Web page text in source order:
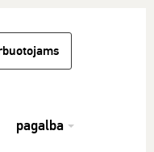
pagalba